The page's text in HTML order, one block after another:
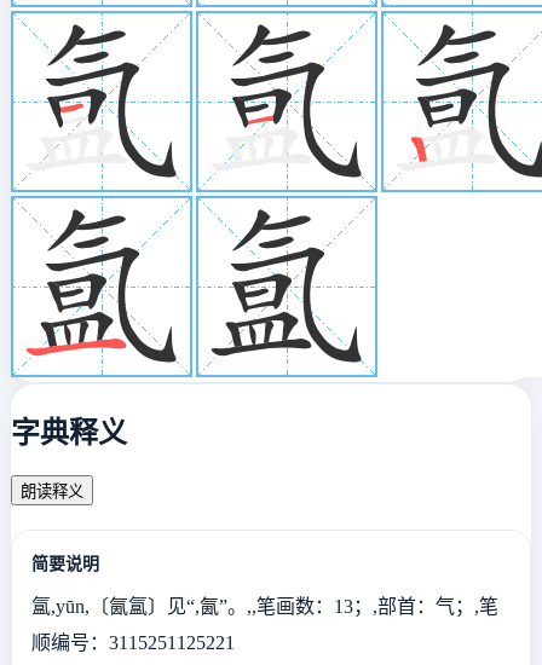
字典释义
朗读释义
简要说明
氲,yūn,〔氤氲〕见“,氤”。,,笔画数：13；,部首：气；,笔
顺编号：3115251125221